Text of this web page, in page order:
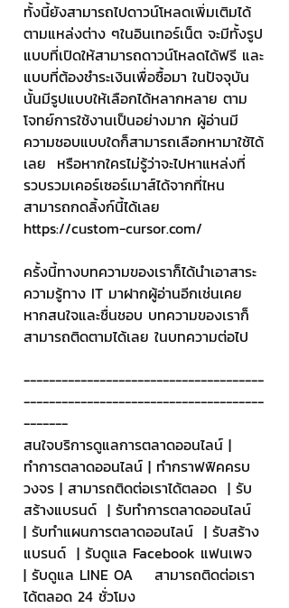
ทั้งนี้ยังสามารถไปดาวน์โหลดเพิ่มเติมได้
ตามแหล่งต่าง ๆในอินเทอร์เน็ต จะมีทั้งรูป
แบบที่เปิดให้สามารถดาวน์โหลดได้ฟรี และ
แบบที่ต้องชำระเงินเพื่อซื้อมา ในปัจจุบัน
นั้นมีรูปแบบให้เลือกได้หลากหลาย ตาม
โจทย์การใช้งานเป็นอย่างมาก ผู้อ่านมี
ความชอบแบบใดก็สามารถเลือกหามาใช้ได้
เลย  หรือหากใครไม่รู้ว่าจะไปหาแหล่งที่
รวบรวมเคอร์เซอร์เมาส์ได้จากที่ไหน
สามารถกดลิ้งก์นี้ได้เลย
https://custom-cursor.com/
ครั้งนี้ทางบทความของเราก็ได้นำเอาสาระ
ความรู้ทาง IT มาฝากผู้อ่านอีกเช่นเคย
หากสนใจและชื่นชอบ บทความของเราก็
สามารถติดตามได้เลย ในบทความต่อไป
--------------------------------------
--------------------------------------
-------
สนใจบริการดูแลการตลาดออนไลน์ |
ทำการตลาดออนไลน์ | ทำกราฟฟิคครบ
วงจร | สามารถติดต่อเราได้ตลอด  | รับ
สร้างแบรนด์  | รับทำการตลาดออนไลน์
| รับทำแผนการตลาดออนไลน์  | รับสร้าง
แบรนด์  | รับดูแล Facebook แฟนเพจ
| รับดูแล LINE OA    สามารถติดต่อเรา
ได้ตลอด 24 ชั่วโมง